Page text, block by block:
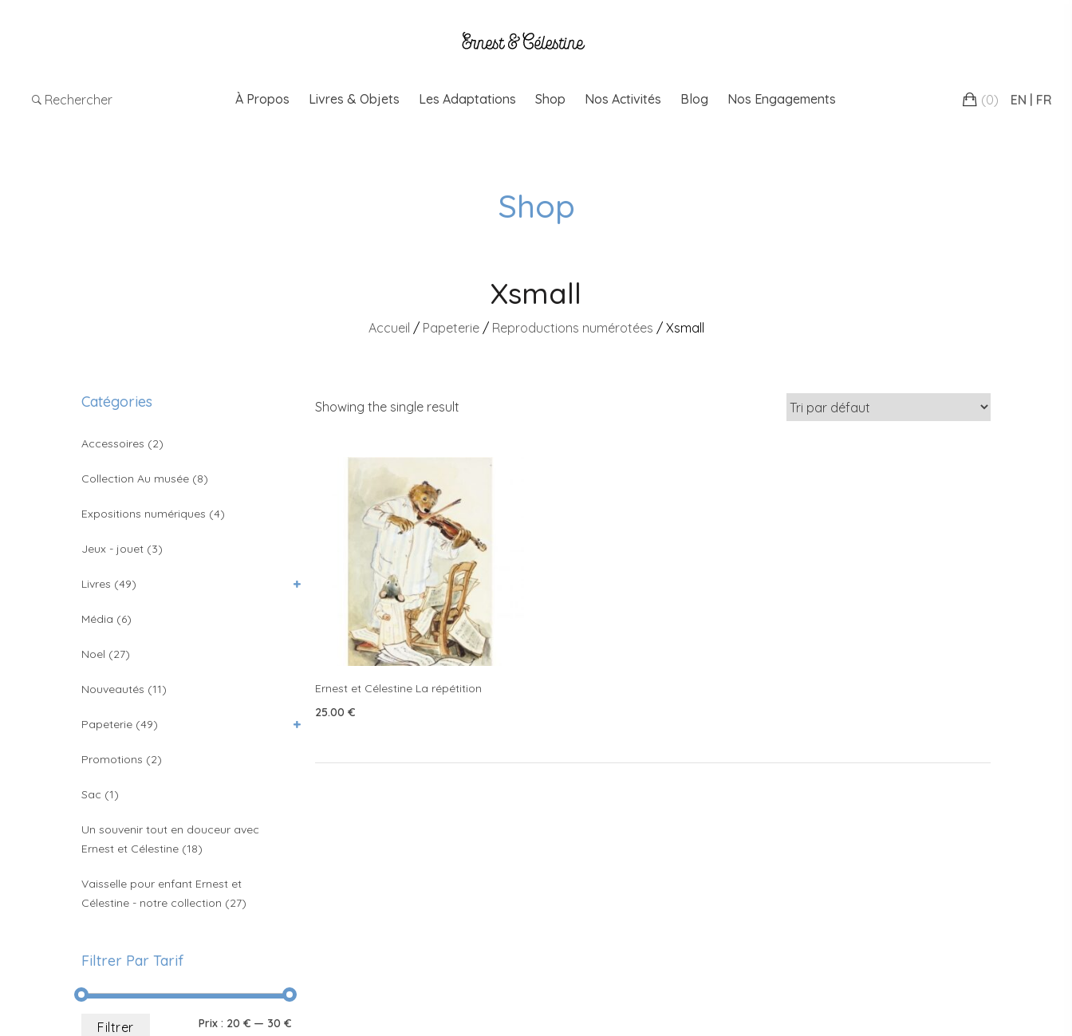
Rechercher À Propos Livres & Objets Les Adaptations Shop Nos Activités Blog Nos Engagements (0) EN FR
Shop
Xsmall
Accueil / Papeterie/ Reproductions numérotées / Xsmall
Catégories
Accessoires (2)
Collection Au musée (8)
Expositions numériques (4)
Jeux - jouet (3)
Livres (49)
Média (6)
Noel (27)
Nouveautés (11)
Papeterie (49)
Promotions (2)
Sac (1)
Un souvenir tout en douceur avec
Ernest et Célestine (18)
Vaisselle pour enfant Ernest et
Célestine - notre collection (27)
Filtrer Par Tarif
Prix
PrixFiltrer Prix : 20 €— 30 €
Showing the single result
Ernest et Célestine La répétition
25.00 €